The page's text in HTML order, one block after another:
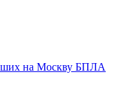
на Москву БПЛА